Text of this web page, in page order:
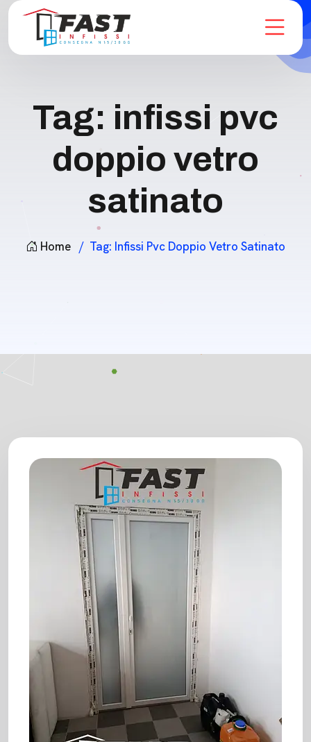
Tag: infissi pvc
doppio vetro
satinato
Home Tag: Infissi Pvc Doppio Vetro Satinato